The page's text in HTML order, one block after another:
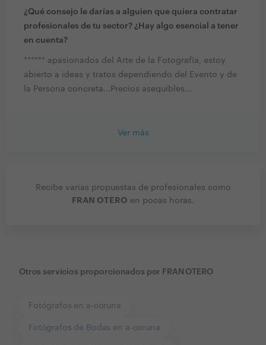
¿Qué consejo le darías a alguien que quiera contratar
profesionales de tu sector? ¿Hay algo esencial a tener
en cuenta?
****** apasionados del Arte de la Fotografía, estoy
abierto a ideas y tratos dependiendo del Evento y de
la Persona concreta...Precios asequibles...
Ver más
Recibe varias propuestas de profesionales como
FRAN OTERO en pocas horas.
Otros servicios proporcionados por FRAN OTERO
Fotógrafos en a-coruna
Fotógrafos de Bodas en a-coruna